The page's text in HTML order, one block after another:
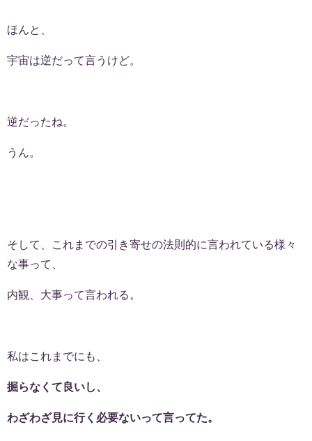
ほんと、
宇宙は逆だって言うけど。
逆だったね。
うん。
そして、これまでの引き寄せの法則的に言われている様々
な事って、
内観、大事って言われる。
私はこれまでにも、
掘らなくて良いし、
わざわざ見に行く必要ないって言ってた。